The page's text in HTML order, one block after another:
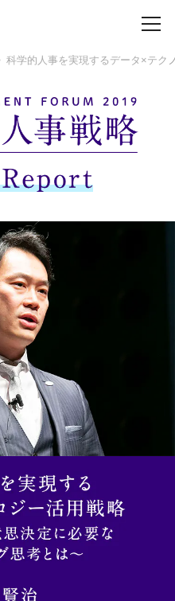
科学的人事を実現するデータ×テク